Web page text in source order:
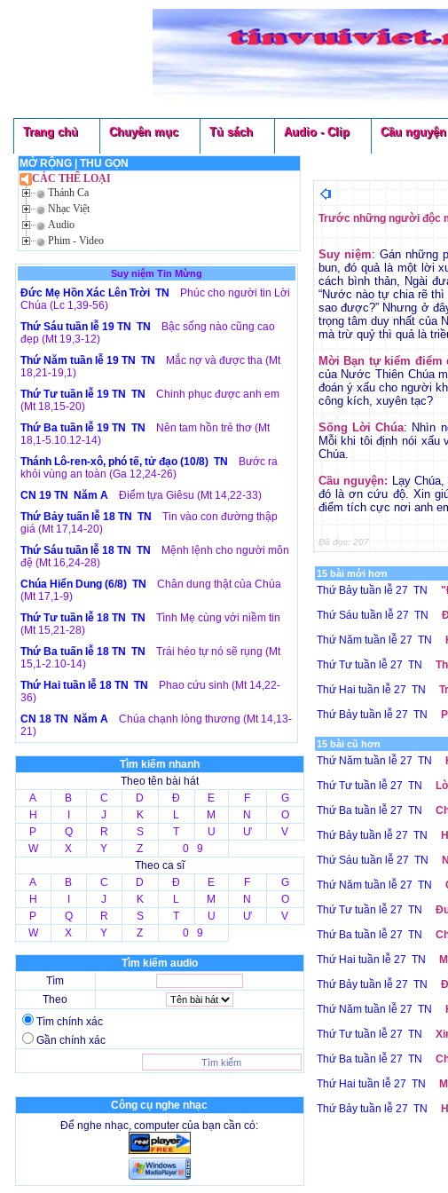
Trang chủ Chuyên mục Tủ sách Audio - Clip Cầu nguyện
MỞ RỘNG
THU GỌN
CÁC THỂ LOẠI
Thánh Ca
Nhạc Việt
Audio
Phim - Video
Suy niệm Tin Mừng
Đức Mẹ Hồn Xác Lên Trời TN
Phúc cho người tin Lời
Chúa (Lc 1,39-56)
Thứ Sáu tuần lễ 19 TN TN
Bậc sống nào cũng cao
đẹp (Mt 19,3-12)
Thứ Năm tuần lễ 19 TN TN
Mắc nợ và được tha (Mt
18,21-19,1)
Thứ Tư tuần lễ 19 TN TN
Chinh phục được anh em
(Mt 18,15-20)
Thứ Ba tuần lễ 19 TN TN
Nên tam hồn trẻ thơ (Mt
18,1-5.10.12-14)
Thánh Lô-ren-xô, phó tế, tử đạo (10/8) TN
Bước ra
khỏi vùng an toàn (Ga 12,24-26)
CN 19 TN Năm A
Điểm tựa Giêsu (Mt 14,22-33)
Thứ Bảy tuấn lễ 18 TN TN
Tin vào con đường thập
giá (Mt 17,14-20)
Thứ Sáu tuần lễ 18 TN TN
Mệnh lệnh cho người môn
đệ (Mt 16,24-28)
Chúa Hiển Dung (6/8) TN
Chân dung thật của Chúa
(Mt 17,1-9)
Thứ Tư tuần lễ 18 TN TN
Tình Mẹ cùng với niềm tin
(Mt 15,21-28)
Thứ Ba tuấn lễ 18 TN TN
Trái héo tự nó sẽ rụng (Mt
15,1-2.10-14)
Thứ Hai tuần lễ 18 TN TN
Phao cứu sinh (Mt 14,22-
36)
CN 18 TN Năm A
Chúa chạnh lòng thương (Mt 14,13-
21)
Tìm kiếm nhanh
Theo tên bài hát
A
B C D Đ E F
G
H
J K L M N
O
P
Q R S T U Ư
V
W
X Y Z
0 9
Theo ca sĩ
A
B C D Đ E F
G
H
J K L M N
O
P
Q R S T U Ư
V
W
X Y Z 0 9
Tìm kiếm audio
Tìm
Theo
Tìm chính xác
Gần chính xác
Công cụ nghe nhạc
Để nghe nhạc, computer của bạn cần có:
Trước những người độc
Suy niệm: Gán những
bun, đó quả là một lời
cách bình thản, Ngài
“Nước nào tự chia rẽ
sao được?” Nhưng ở
trọng tâm duy nhất của
mà trừ quỷ thì quả là
Mời Bạn tự kiểm điểm
của Nước Thiên Chúa
đoán ý xấu cho người
công kích, xuyên tạc?
Sống Lời Chúa: Nhìn
Mỗi khi tôi định nói
Chúa.
Cầu nguyện: Lạy
đó là ơn cứu độ. Xin
điểm tích cực nơi anh
Đã đọc: 207
15 bài mới hơn
Thứ Bảy tuần lễ 27 TN
Thứ Sáu tuần lễ 27 TN
Thứ Năm tuần lễ 27 TN
Thứ Tư tuần lễ 27 TN
Thứ Hai tuần lễ 27 TN
Thứ Bảy tuần lễ 27 TN
15 bài cũ hơn
Thứ Năm tuần lễ 27 TN
Thứ Tư tuần lễ 27 TN
Thứ Ba tuần lễ 27 TN
Thứ Bảy tuần lễ 27 TN
Thứ Sáu tuần lễ 27 TN
Thứ Năm tuần lễ 27 TN
Thứ Tư tuần lễ 27 TN
Thứ Ba tuần lễ 27 TN
Thứ Hai tuần lễ 27 TN
Thứ Bảy tuần lễ 27 TN
Thứ Năm tuần lễ 27 TN
Thứ Tư tuần lễ 27 TN
Thứ Ba tuần lễ 27 TN
Thứ Hai tuần lễ 27 TN
Thứ Bảy tuần lễ 27 TN